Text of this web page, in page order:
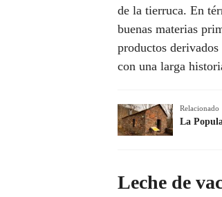
de la tierruca. En
buenas materias
productos
con una larga
Relacionado
La
Leche de